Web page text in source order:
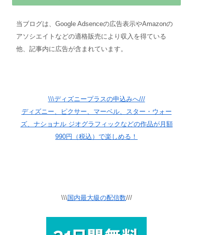
当ブログは、Google Adsenceの広告表示やAmazonの
アソシエイトなどの適格販売により収入を得ている
他、記事内に広告が含まれています。
\\\ディズニープラスの申込みへ///
ディズニー、ピクサー、マーベル、スター・ウォー
ズ、ナショナル ジオグラフィックなどの作品が月額
990円（税込）で楽しめる！
\\\国内最大級の配信数///